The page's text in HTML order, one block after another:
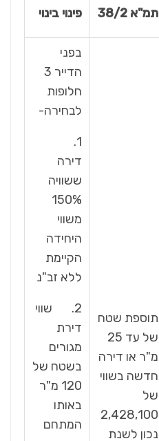
תמ"א 38/2 פינוי בינוי
תוספת שטח
של עד 25
מ"ר או דירה
חדשה בשווי
של
2,428,100
נכון לשנת
בפני
הדייר 3
חלופות
לבחירה-
1.
דירה
ששוויה
150%
משווי
היחידה
הקיימת
ללא זב"נ
2. שווי
דירת
מגורים
בשטח של
120 מ"ר
באותו
המתחם